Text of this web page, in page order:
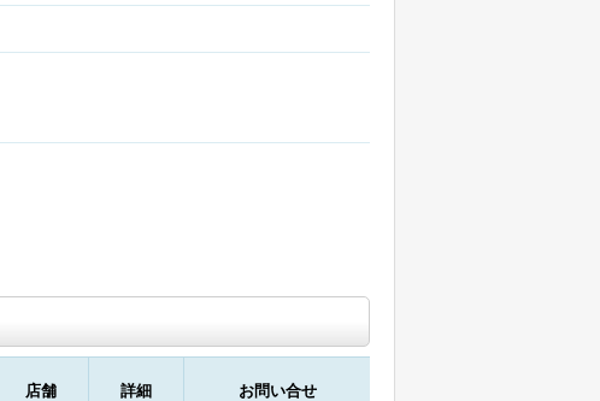
店舗 詳細 お問い合せ